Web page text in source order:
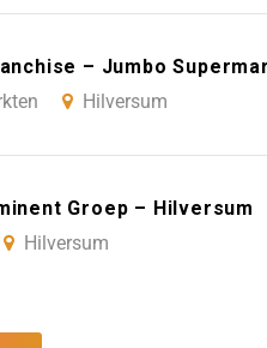
– Jumbo
Hilversum
Groep – Hilversum
Hilversum